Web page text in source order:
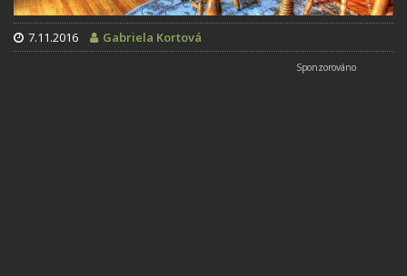
7.11.2016 Gabriela Kortová